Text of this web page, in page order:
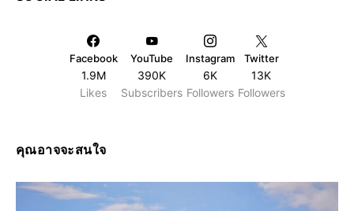
Facebook
1.9M
Likes
YouTube
390K
Subscribers
Instagram
6K
Followers
Twitter
13K
Followers
คุณอาจจะสนใจ